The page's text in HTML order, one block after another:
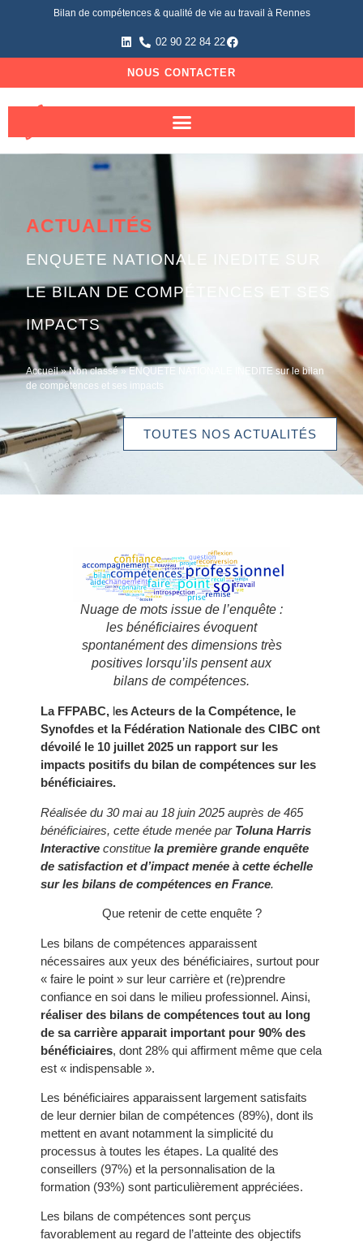
Bilan de compétences & qualité de vie au travail à Rennes
02 90 22 84 22
NOUS CONTACTER
ACTUALITÉS
ENQUETE NATIONALE INEDITE SUR
LE BILAN DE COMPÉTENCES ET SES
IMPACTS
Accueil»Non classé»ENQUETE NATIONALE INEDITE sur le bilan
de compétences et ses impacts
TOUTES NOS ACTUALITÉS
Nuage de mots issue de l’enquête :
les bénéficiaires évoquent
spontanément des dimensions très
positives lorsqu’ils pensent aux
bilans de compétences.
LaFFPABC, les Acteurs de la Compétence, le
Synofdes et la Fédération Nationale des CIBC ont
dévoilé le 10 juillet 2025 un rapport sur les
impacts positifs du bilan de compétences sur les
bénéficiaires.
Réalisée du 30 mai au 18 juin 2025 auprès de 465
bénéficiaires, cette étude menée parToluna Harris
Interactive constitue la première grande enquête
de satisfaction et d’impact menée à cette échelle
sur les bilans de compétences en France.
Que retenir de cette enquête ?
Les bilans de compétences apparaissent
nécessaires aux yeux des bénéficiaires, surtout pour
« faire le point » sur leur carrière et (re)prendre
confiance en soi dans le milieu professionnel. Ainsi,
réaliser des bilans de compétences tout au long
de sa carrière apparait important pour 90% des
bénéficiaires, dont 28% qui affirment même que cela
est « indispensable ».
Les bénéficiaires apparaissent largement satisfaits
de leur dernier bilan de compétences (89%), dont ils
mettent en avant notamment la simplicité du
processus à toutes les étapes. La qualité des
conseillers (97%) et la personnalisation de la
formation (93%) sont particulièrement appréciées.
Les bilans de compétences sont perçus
favorablement au regard de l’atteinte des objectifs